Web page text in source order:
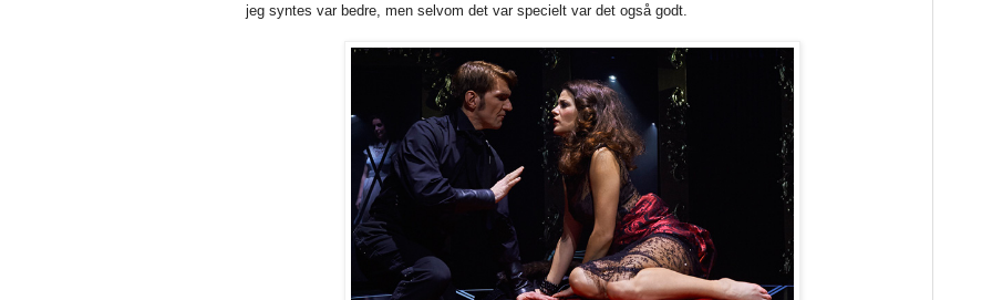
jeg syntes var bedre, men selvom det var specielt var det også godt.